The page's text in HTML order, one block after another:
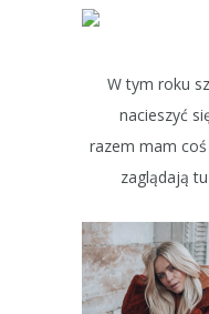
W tym roku
nacieszyć
razem mam
zaglądają